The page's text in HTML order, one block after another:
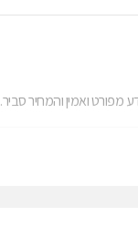
ואמין והמחיר סביר.